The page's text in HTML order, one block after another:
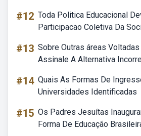
#12 Toda Politica Educacional
Participacao Coletiva Da
#13 Sobre Outras áreas
Assinale A Alternativa
#14 Quais As Formas De
Universidades Identificadas
#15 Os Padres Jesuítas
Forma De Educação